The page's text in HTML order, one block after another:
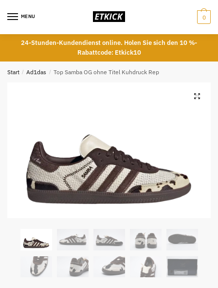
MENU 0
24-Stunden-Kundendienst online. Holen Sie sich den 10 %-
Rabattcode: Etkick10
Start / Ad1das / Top Samba OG ohne Titel Kuhdruck Rep